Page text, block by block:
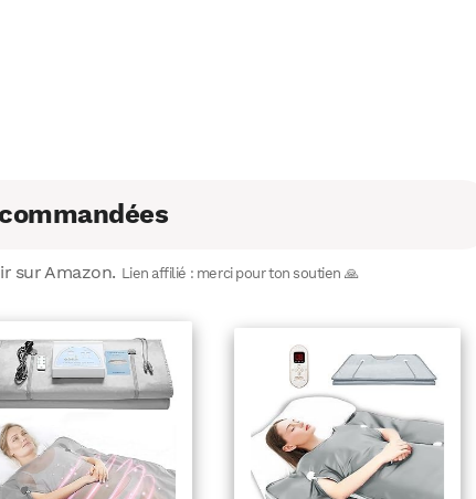
sur Amazon. Lien affilié : merci pour ton soutien 🙏